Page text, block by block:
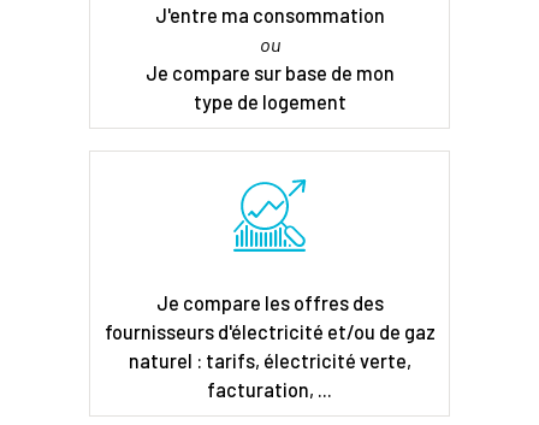
J'entre ma consommation
ou
Je compare sur base de mon
type de logement
Je compare les offres des
fournisseurs d'électricité et/ou de gaz
naturel : tarifs, électricité verte,
facturation, ...